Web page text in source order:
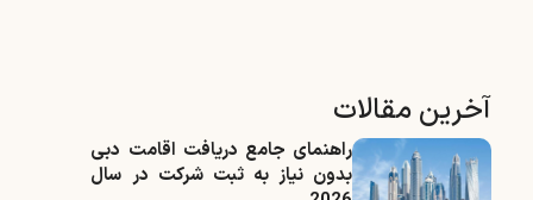
آخرین مقالات
راهنمای جامع دریافت اقامت دبی
بدون نیاز به ثبت شرکت در سال